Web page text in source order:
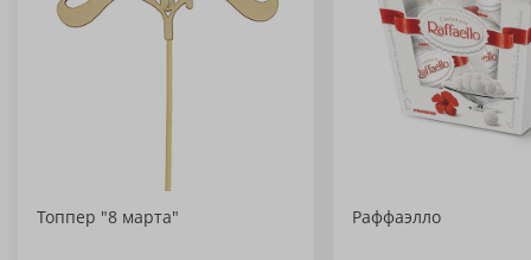
Топпер "8 марта" Раффаэлло